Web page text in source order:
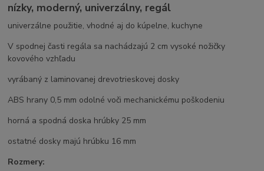
nízky, moderný, univerzálny, regál
univerzálne použitie, vhodné aj do kúpelne, kuchyne
V spodnej časti regála sa nachádzajú 2 cm vysoké nožičky
kovového vzhľadu
vyrábaný z laminovanej drevotrieskovej dosky
ABS hrany 0,5 mm odolné voči mechanickému poškodeniu
horná a spodná doska hrúbky 25 mm
ostatné dosky majú hrúbku 16 mm
Rozmery: